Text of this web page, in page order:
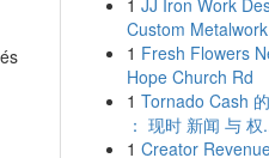
1 JJ Iron Work
Custom
1 Fresh Flowers
Hope Church Rd
1 Tornado Cash
： 现时 新闻 与 权
1 Creator